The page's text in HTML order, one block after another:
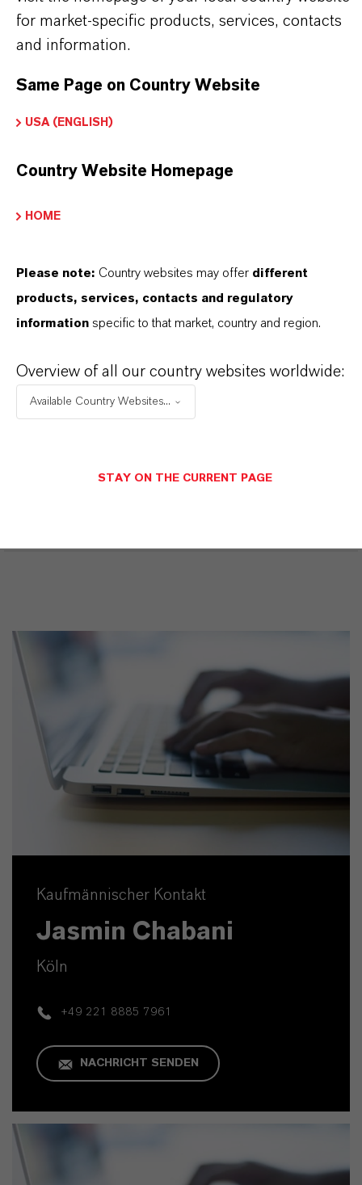
Für weitere Informationen kontaktieren
unsere Ansprechpartner in Ihrem Land oder
PRODUKTANWENDUNGEN
PRODUKTDATENBLÄTTER
Hier können die Produktdatenblätter
Nach Auswahl des Dropdowns erscheint ein
Download-Link.
dieses Produkt vorhanden.
Kaufmännischer Kontakt
Jasmin Chabani
Köln
+49 221 8885 7961
NACHRICHT SENDEN
for market-specific products, services, contacts
and information.
Same Page on Country Website
USA (ENGLISH)
Country Website Homepage
HOME
Please note: Country websites may offer different
products, services, contacts and regulatory
information specific to that market, country and region.
Overview of all our country websites worldwide:
Available Country Websites...
STAY ON THE CURRENT PAGE